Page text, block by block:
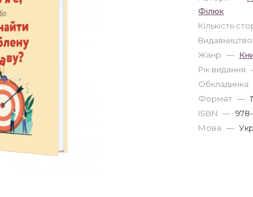
Філюк
Кількість
Видавництво
Жанр —
Рік видання
Обкладинка
Формат —
ISBN —
Мова —